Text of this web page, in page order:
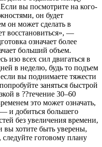
вы посмотрите на кого-
он будет
он может сделать в
восстановиться», —
означает более
больший объем.
изо всех сил двигаться в
в неделю, будь то подъем
вы поднимаете тяжести
заняться быстрой
в ??течение 30–60
это может означать,
и добиться большего
без увеличения времени,
вы хотите быть уверены,
готовому плану